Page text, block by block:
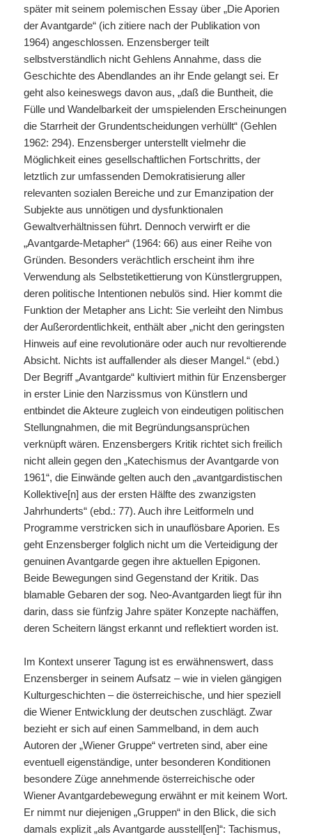
später mit seinem polemischen Essay über „Die Aporien
der Avantgarde“ (ich zitiere nach der Publikation von
1964) angeschlossen. Enzensberger teilt
selbstverständlich nicht Gehlens Annahme, dass die
Geschichte des Abendlandes an ihr Ende gelangt sei. Er
geht also keineswegs davon aus, „daß die Buntheit, die
Fülle und Wandelbarkeit der umspielenden Erscheinungen
die Starrheit der Grundentscheidungen verhüllt“ (Gehlen
1962: 294). Enzensberger unterstellt vielmehr die
Möglichkeit eines gesellschaftlichen Fortschritts, der
letztlich zur umfassenden Demokratisierung aller
relevanten sozialen Bereiche und zur Emanzipation der
Subjekte aus unnötigen und dysfunktionalen
Gewaltverhältnissen führt. Dennoch verwirft er die
„Avantgarde-Metapher“ (1964: 66) aus einer Reihe von
Gründen. Besonders verächtlich erscheint ihm ihre
Verwendung als Selbstetikettierung von Künstlergruppen,
deren politische Intentionen nebulös sind. Hier kommt die
Funktion der Metapher ans Licht: Sie verleiht den Nimbus
der Außerordentlichkeit, enthält aber „nicht den geringsten
Hinweis auf eine revolutionäre oder auch nur revoltierende
Absicht. Nichts ist auffallender als dieser Mangel.“ (ebd.)
Der Begriff „Avantgarde“ kultiviert mithin für Enzensberger
in erster Linie den Narzissmus von Künstlern und
entbindet die Akteure zugleich von eindeutigen politischen
Stellungnahmen, die mit Begründungsansprüchen
verknüpft wären. Enzensbergers Kritik richtet sich freilich
nicht allein gegen den „Katechismus der Avantgarde von
1961“, die Einwände gelten auch den „avantgardistischen
Kollektive[n] aus der ersten Hälfte des zwanzigsten
Jahrhunderts“ (ebd.: 77). Auch ihre Leitformeln und
Programme verstricken sich in unauflösbare Aporien. Es
geht Enzensberger folglich nicht um die Verteidigung der
genuinen Avantgarde gegen ihre aktuellen Epigonen.
Beide Bewegungen sind Gegenstand der Kritik. Das
blamable Gebaren der sog. Neo-Avantgarden liegt für ihn
darin, dass sie fünfzig Jahre später Konzepte nachäffen,
deren Scheitern längst erkannt und reflektiert worden ist.
Im Kontext unserer Tagung ist es erwähnenswert, dass
Enzensberger in seinem Aufsatz – wie in vielen gängigen
Kulturgeschichten – die österreichische, und hier speziell
die Wiener Entwicklung der deutschen zuschlägt. Zwar
bezieht er sich auf einen Sammelband, in dem auch
Autoren der „Wiener Gruppe“ vertreten sind, aber eine
eventuell eigenständige, unter besonderen Konditionen
besondere Züge annehmende österreichische oder
Wiener Avantgardebewegung erwähnt er mit keinem Wort.
Er nimmt nur diejenigen „Gruppen“ in den Blick, die sich
damals explizit „als Avantgarde ausstell[en]“: Tachismus,